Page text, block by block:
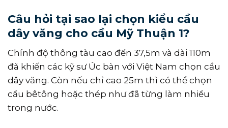
Câu hỏi tại sao lại chọn kiểu cầu
dây văng cho cầu Mỹ Thuận 1?
Chính độ thông tàu cao đến 37,5m và dài 110m
đã khiến các kỹ sư Úc bàn với Việt Nam chọn cầu
dây văng. Còn nếu chỉ cao 25m thì có thể chọn
cầu bêtông hoặc thép như đã từng làm nhiều
trong nước.